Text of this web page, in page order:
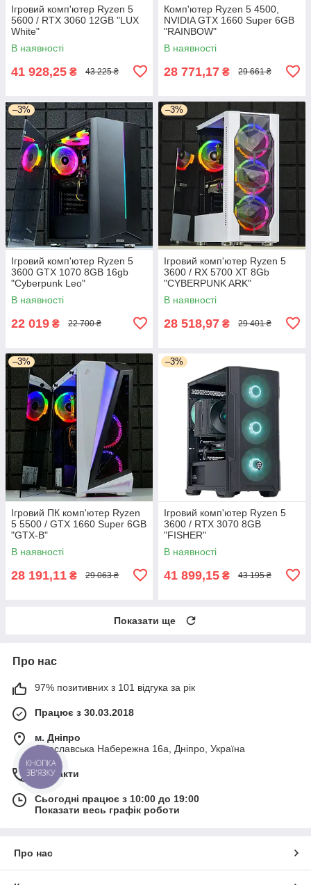
Ігровий комп'ютер Ryzen 5
5600 / RTX 3060 12GB "LUX
White"
В наявності
41 928,25 ₴ 43 225 ₴
Комп'ютер Ryzen 5 4500,
NVIDIA GTX 1660 Super 6GB
"RAINBOW"
В наявності
28 771,17 ₴ 29 661 ₴
–3%
Ігровий комп'ютер Ryzen 5
3600 GTX 1070 8GB 16gb
"Cyberpunk Leo"
В наявності
22 019 ₴ 22 700 ₴
–3%
Ігровий комп'ютер Ryzen 5
3600 / RX 5700 XT 8Gb
"CYBERPUNK ARK"
В наявності
28 518,97 ₴ 29 401 ₴
–3%
Ігровий ПК комп'ютер Ryzen
5 5500 / GTX 1660 Super 6GB
"GTX-B"
В наявності
28 191,11 ₴ 29 063 ₴
–3%
Ігровий комп'ютер Ryzen 5
3600 / RTX 3070 8GB
"FISHER"
В наявності
41 899,15 ₴ 43 195 ₴
Показати ще
Про нас
97% позитивних з 101 відгука за рік
Працює з 30.03.2018
м. Дніпро
Січеславська Набережна 16а, Дніпро, Україна
Контакти
Сьогодні працює з 10:00 до 19:00
Показати весь графік роботи
Про нас
КНОПКА
ЗВ'ЯЗКУ